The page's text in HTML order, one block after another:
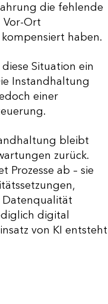
die fehlende
Vor-Ort
haben.
Situation ein
Instandhaltung
einer
bleibt
zurück.
Prozesse ab – sie
digital
von KI entsteht